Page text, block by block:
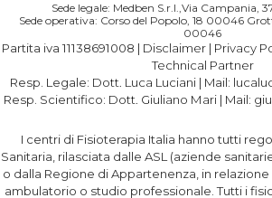
Sede legale: Medben S.r.l.,Via Campania,
Sede operativa: Corso del Popolo, 18 00046
00046
Partita iva 11138691008 | Disclaimer | Privacy
Technical Partner
Resp. Legale: Dott. Luca Luciani | Mail:
Resp. Scientifico: Dott. Giuliano Mari| Mail:
I centri di Fisioterapia Italia hanno tutti
Sanitaria, rilasciata dalle ASL (aziende
o dalla Regione di Appartenenza, in
ambulatorio o studio professionale. Tutti i